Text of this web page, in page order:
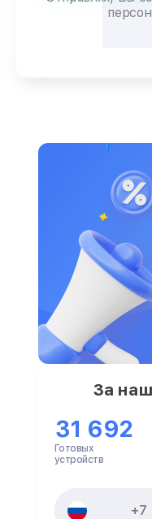
За
31 692
Готовых
устройств